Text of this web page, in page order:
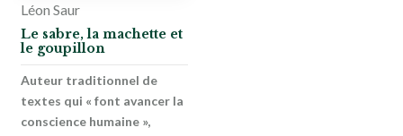
Léon Saur
Le sabre, la machette et
le goupillon
Auteur traditionnel de
textes qui « font avancer la
conscience humaine »,